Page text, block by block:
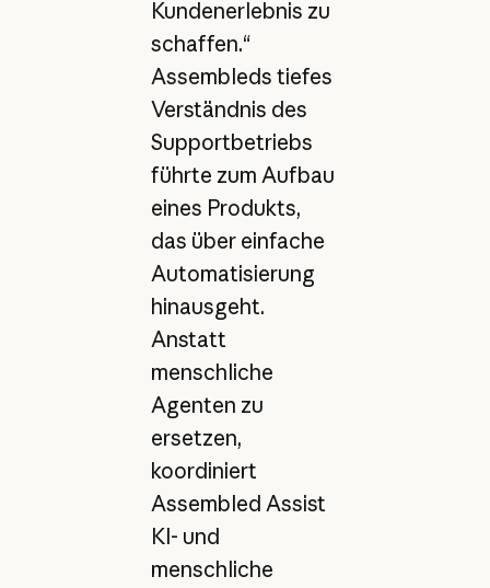
Kundenerlebnis zu
schaffen.“
Assembleds tiefes
Verständnis des
Supportbetriebs
führte zum Aufbau
eines Produkts,
das über einfache
Automatisierung
hinausgeht.
Anstatt
menschliche
Agenten zu
ersetzen,
koordiniert
Assembled Assist
KI- und
menschliche